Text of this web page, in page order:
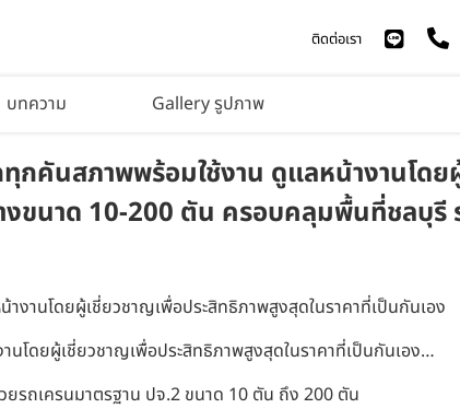
ติดต่อเรา
บทความ Gallery รูปภาพ
คันสภาพพร้อมใช้งาน ดูแลหน้างานโดย
ขนาด 10-200 ตัน ครอบคลุมพื้นที่ชลบุรี
านโดยผู้เชี่ยวชาญเพื่อประสิทธิภาพสูงสุดในราคาที่เป็นกันเอง
โดยผู้เชี่ยวชาญเพื่อประสิทธิภาพสูงสุดในราคาที่เป็นกันเอง…
รถเครนมาตรฐาน ปจ.2 ขนาด 10 ตัน ถึง 200 ตัน